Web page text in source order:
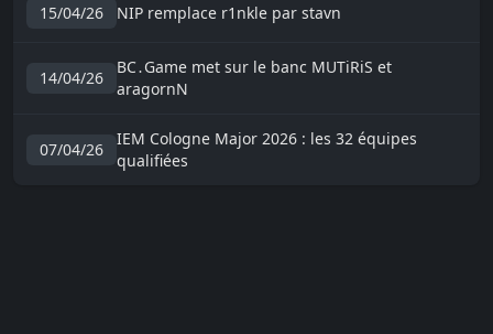
15/04/26 NIP remplace r1nkle par stavn
14/04/26
BC․Game met sur le banc MUTiRiS et
aragornN
07/04/26
IEM Cologne Major 2026 : les 32 équipes
qualifiées